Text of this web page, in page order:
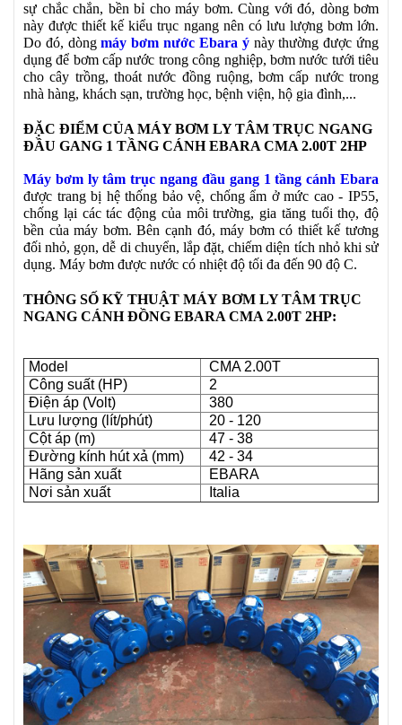
sự chắc chắn, bền bỉ cho máy bơm. Cùng với đó, dòng bơm
này được thiết kế kiểu trục ngang nên có lưu lượng bơm lớn.
Do đó, dòngmáy bơm nước Ebara ýnày thường được ứng
dụng để bơm cấp nước trong công nghiệp, bơm nước tưới tiêu
cho cây trồng, thoát nước đồng ruộng, bơm cấp nước trong
nhà hàng, khách sạn, trường học, bệnh viện, hộ gia đình,...
ĐẶC ĐIỂM CỦA MÁY BƠM LY TÂM TRỤC NGANG
ĐẦU GANG 1 TẦNG CÁNH EBARA CMA 2.00T 2HP
Máy bơm ly tâm trục ngang đầu gang 1 tầng cánh Ebara
được trang bị hệ thống bảo vệ, chống ẩm ở mức cao - IP55,
chống lại các tác động của môi trường, gia tăng tuổi thọ, độ
bền của máy bơm. Bên cạnh đó, máy bơm có thiết kế tương
đối nhỏ, gọn, dễ di chuyển, lắp đặt, chiếm diện tích nhỏ khi sử
dụng. Máy bơm được nước có nhiệt độ tối đa đến 90 độ C.
THÔNG SỐ KỸ THUẬT MÁY BƠM LY TÂM TRỤC
NGANG CÁNH ĐỒNG EBARA CMA 2.00T 2HP:
Model
CMA 2.00T
Công suất (HP)
2
Điện áp (Volt)
380
Lưu lượng (lít/phút)
20 - 120
Cột áp (m)
47 - 38
Đường kính hút xả (mm)
42 - 34
Hãng sản xuất
EBARA
Nơi sản xuất
Italia